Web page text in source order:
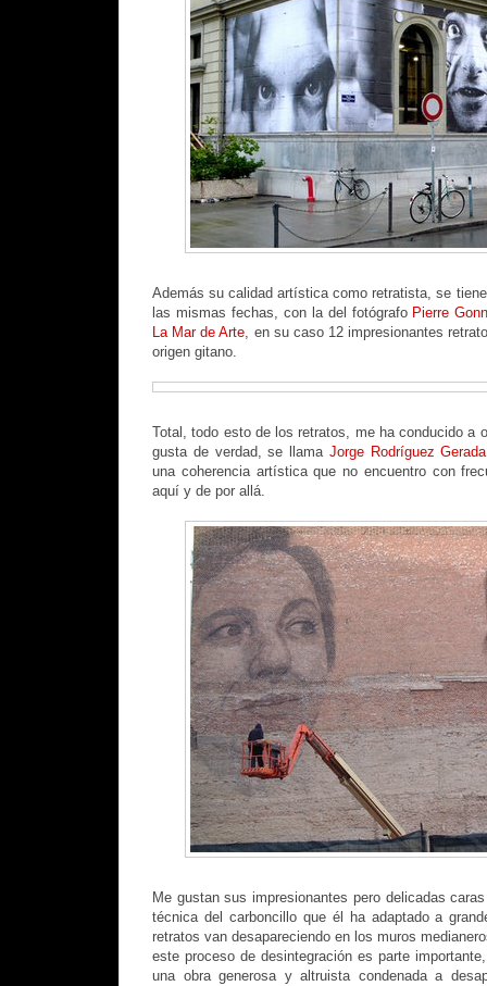
Además su calidad artística como retratista, se
las mismas fechas, con la del fotógrafo Pierre
La Mar de Arte, en su caso 12 impresionantes
origen gitano.
Total, todo esto de los retratos, me ha conducido a
gusta de verdad, se llama Jorge Rodríguez Gerada
una coherencia artística que no encuentro con
aquí y de por allá.
Me gustan sus impresionantes pero delicadas
técnica del carboncillo que él ha adaptado a
retratos van desapareciendo en los muros
este proceso de desintegración es parte
una obra generosa y altruista condenada a